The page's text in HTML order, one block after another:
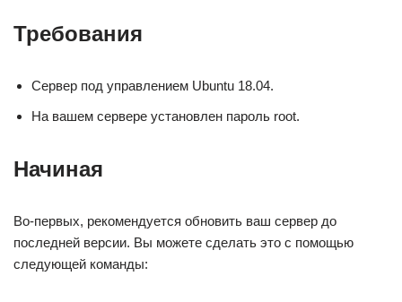
Требования
Сервер под управлением Ubuntu 18.04.
На вашем сервере установлен пароль root.
Начиная
Во-первых, рекомендуется обновить ваш сервер до
последней версии. Вы можете сделать это с помощью
следующей команды: